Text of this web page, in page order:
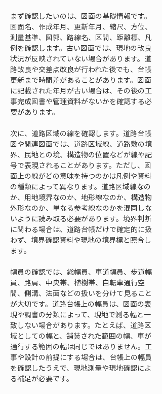
まず確認したいのは、図面の基礎情報です。
図面名、作成年月、更新年月、縮尺、方位、
測量基準、図郭、路線名、区間、距離標、凡
例を確認します。古い図面では、現地の改良
状況が反映されていない場合があります。道
路改良や交差点改良が行われた後でも、台帳
更新まで時間差があることがあります。図面
に記載された年月が古い場合は、その後の工
事完成図書や管理資料がないかを確認する必
要があります。
次に、道路区域の線を確認します。道路台帳
図や関連図面では、道路区域線、道路敷の境
界、民地との境、構造物の位置などが線や記
号で表現されることがあります。ただし、図
面上の線がどの意味を持つのかは凡例や資料
の種類によって異なります。道路区域線なの
か、用地境界なのか、地形線なのか、構造物
外形なのか、単なる参考線なのかを混同しな
いように読み取る必要があります。境界判断
に関わる場合は、道路台帳だけで確定的に扱
わず、境界確認資料や現地の境界標と照合し
ます。
幅員の確認では、総幅員、車道幅員、歩道幅
員、路肩、中央帯、植樹帯、自転車通行空
間、側溝、法面などの扱いを分けて見ること
が大切です。道路台帳上の幅員は、図面の表
現や調書の分類によって、現地で測る幅と一
致しない場合があります。たとえば、道路区
域としての幅と、舗装された範囲の幅、車が
通行する範囲の幅は同じではありません。工
事や設計の前提にする場合は、台帳上の幅員
を確認したうえで、現地測量や現地確認によ
る補足が必要です。